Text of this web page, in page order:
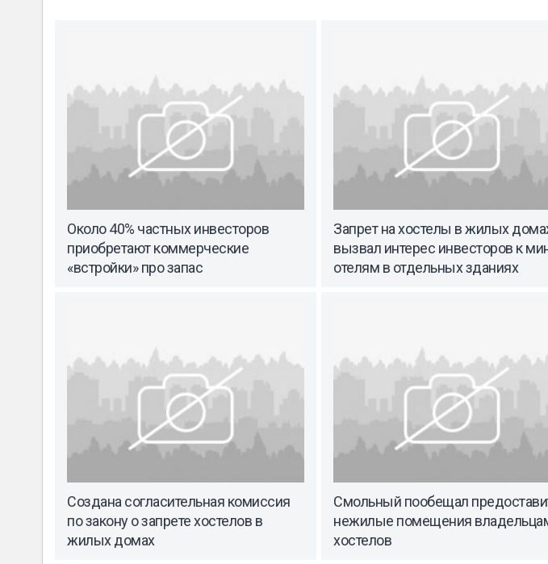
Около 40% частных инвесторов
приобретают коммерческие
«встройки» про запас
Запрет на хостелы в жилых
вызвал интерес инвесторов к
отелям в отдельных зданиях
Создана согласительная комиссия
по закону о запрете хостелов в
жилых домах
Смольный пообещал
нежилые помещения
хостелов